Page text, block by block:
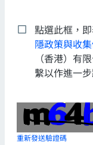
點選此框，
隱政策與收
（香港）有
繫以作進一步
重新發送驗證碼